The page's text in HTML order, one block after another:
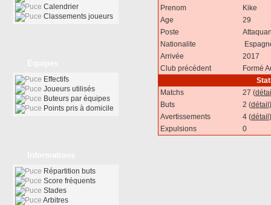
Prenom
Kike
Age
29
Poste
Nationalite
Arrivée
2017
Club précédent
Formé
Matchs
27 (
Buts
2 (détail )
Avertissements
4 (détail )
Expulsions
0
Calendrier
Classements joueurs
Effectifs
Joueurs utilisés
Buteurs par équipes
Points pris à domicile
Répartition buts
Score fréquents
Stades
Arbitres